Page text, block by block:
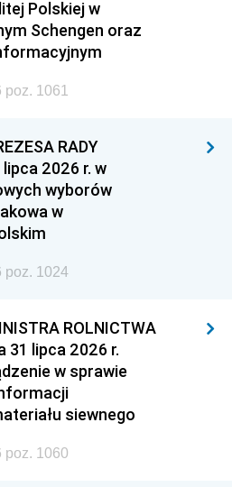
Polskiej w
Schengen oraz
1061
RADY
2026 r. w
wyborów
w
poz. 1024
ROLNICTWA
31 lipca 2026 r.
w sprawie
siewnego
poz. 1060